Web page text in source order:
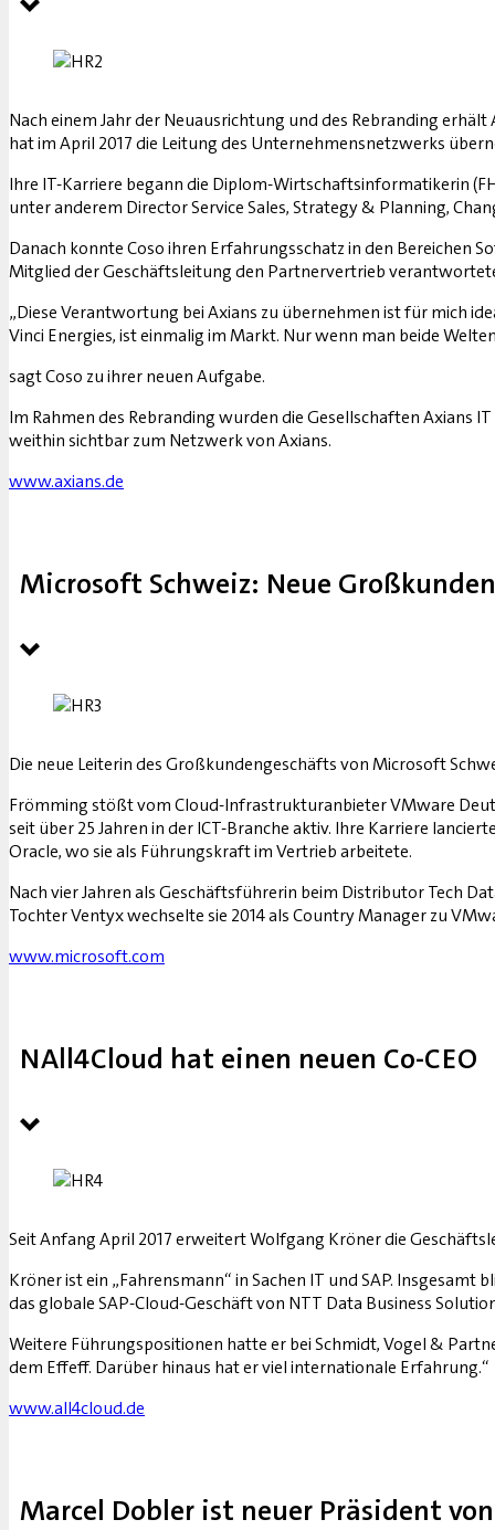
Nach einem Jahr der Neuausrichtung und des Rebranding
hat im April 2017 die Leitung des Unternehmensnetzwerks
Ihre IT-Karriere begann die Diplom-Wirtschaftsinformatikerin
unter anderem Director Service Sales, Strategy & Planning,
Danach konnte Coso ihren Erfahrungsschatz in den Bereichen
Mitglied der Geschäftsleitung den Partnervertrieb
„Diese Verantwortung bei Axians zu übernehmen ist für mich
Vinci Energies, ist einmalig im Markt. Nur wenn man beide
sagt Coso zu ihrer neuen Aufgabe.
Im Rahmen des Rebranding wurden die Gesellschaften ­Axians
weithin sichtbar zum Netzwerk von ­Axians.
www.axians.de
Microsoft Schweiz: Neue
Die neue Leiterin des Großkundengeschäfts von Microsoft
Frömming stößt vom Cloud-Infrastrukturanbieter VMware
seit über 25 Jahren in der ICT-Branche aktiv. Ihre Karriere
Oracle, wo sie als Führungskraft im Vertrieb arbeitete.
Nach vier Jahren als Geschäftsführerin beim Distributor Tech
Tochter Ventyx wechselte sie 2014 als Country Manager zu
www.microsoft.com
NAll4Cloud hat einen neuen Co-CEO
Seit Anfang April 2017 erweitert Wolfgang Kröner die
Kröner ist ein „Fahrensmann“ in Sachen IT und SAP.
das globale SAP-Cloud-Geschäft von NTT Data Business
Weitere Führungspositionen hatte er bei Schmidt, Vogel &
dem Effeff. Darüber hinaus hat er viel internationale Erfahrung.“
www.all4cloud.de
Marcel Dobler ist neuer Präsident